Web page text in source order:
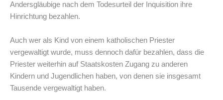
Andersgläubige nach dem Todesurteil der Inquisition ihre
Hinrichtung bezahlen.
Auch wer als Kind von einem katholischen Priester
vergewaltigt wurde, muss dennoch dafür bezahlen, dass die
Priester weiterhin auf Staatskosten Zugang zu anderen
Kindern und Jugendlichen haben, von denen sie insgesamt
Tausende vergewaltigt haben.